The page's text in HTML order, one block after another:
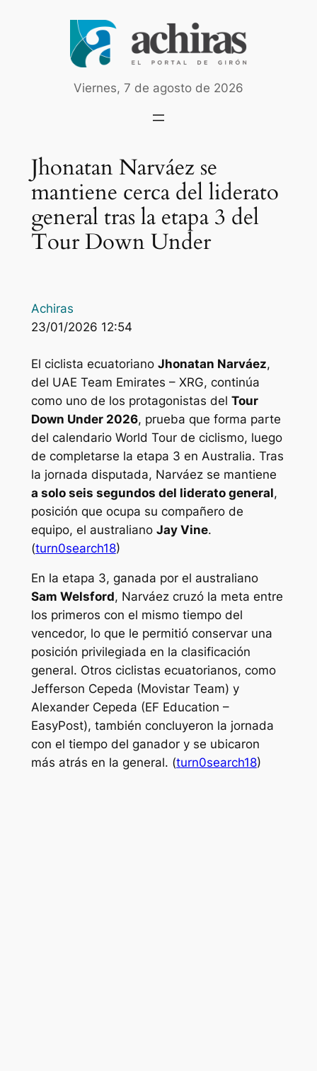
Viernes, 7 de agosto de 2026
Jhonatan Narváez se
mantiene cerca del liderato
general tras la etapa 3 del
Tour Down Under
Achiras
23/01/2026 12:54
El ciclista ecuatoriano Jhonatan Narváez,
del UAE Team Emirates – XRG, continúa
como uno de los protagonistas del Tour
Down Under 2026, prueba que forma parte
del calendario World Tour de ciclismo, luego
de completarse la etapa 3 en Australia. Tras
la jornada disputada, Narváez se mantiene
a solo seis segundos del liderato general,
posición que ocupa su compañero de
equipo, el australiano Jay Vine.
(turn0search18)
En la etapa 3, ganada por el australiano
Sam Welsford, Narváez cruzó la meta entre
los primeros con el mismo tiempo del
vencedor, lo que le permitió conservar una
posición privilegiada en la clasificación
general. Otros ciclistas ecuatorianos, como
Jefferson Cepeda (Movistar Team) y
Alexander Cepeda (EF Education –
EasyPost), también concluyeron la jornada
con el tiempo del ganador y se ubicaron
más atrás en la general. (turn0search18)